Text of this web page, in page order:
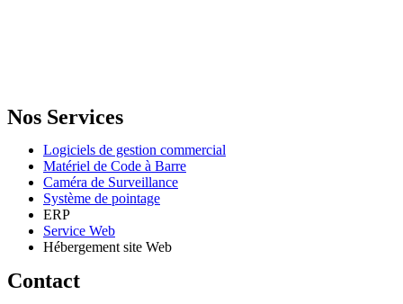
Nos Services
Logiciels de gestion commercial
Matériel de Code à Barre
Caméra de Surveillance
Système de pointage
ERP
Service Web
Hébergement site Web
Contact